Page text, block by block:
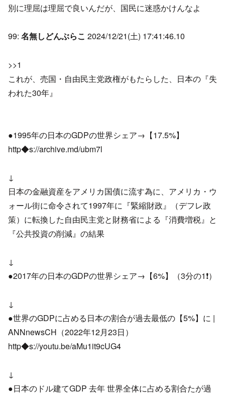
別に理屈は理屈で良いんだが、国民に迷惑かけんなよ
99: 名無しどんぶらこ 2024/12/21(土) 17:41:46.10
>>1
これが、売国・自由民主党政権がもたらした、日本の『失
われた30年』
●1995年の日本のGDPの世界シェア→【17.5%】
http◆s://archive.md/ubm7l
↓
日本の金融資産をアメリカ国債に流す為に、アメリカ・ウ
ォール街に命令されて1997年に『緊縮財政』（デフレ政
策）に転換した自由民主党と財務省による『消費増税』と
『公共投資の削減』の結果
↓
●2017年の日本のGDPの世界シェア→【6%】（3分の1❗）
↓
●世界のGDPに占める日本の割合が過去最低の【5%】に |
ANNnewsCH（2022年12月23日）
http◆s://youtu.be/aMu1it9cUG4
↓
●日本のドル建てGDP 去年 世界全体に占める割合たが過